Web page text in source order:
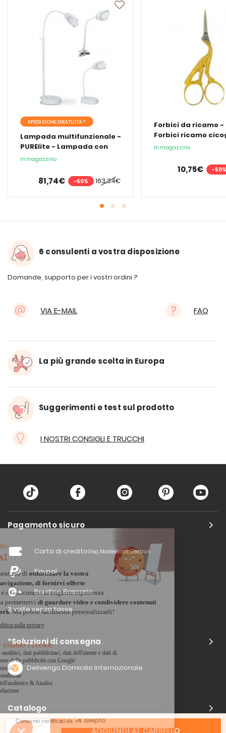
AGGIUNGI AL CARRELLO
SPEDIZIONE GRATUITA *
Lampada multifunzionale -
PURElite - Lampada con
lente d'ingrandimento
In magazzino
163,34€
81,74€ -50%
Forbici da ricamo -
Forbici ricamo
In magazzino
10,75€ -50%
6 consulenti a vostra disposizione
Domande, supporto per i vostri ordini ?
VIA E-MAIL FAQ
La più grande scelta in Europa
Suggerimenti e test sul prodotto
I NOSTRI CONSIGLI E TRUCCHI
Pagamento sicuro
Carta di creditoVisa, Mastercard, Electron
Paypal
Bonifico Bancario
3 volte senza tasse
*Soluzioni di consegna
Delivengo Domicilio Internazionale
Catalogo